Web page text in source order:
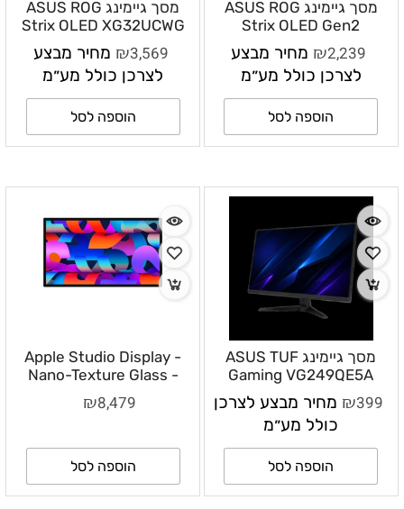
מסך גיימינג ASUS ROG
Strix OLED Gen2
QHD 2560×1440 240Hz
₪2,239
מחיר מבצע
לצרכן כולל מע״מ
הוספה לסל
מסך גיימינג ASUS ROG
Strix OLED XG32UCWG
3840×2160 4K 165Hz /
FHD 330Hz
₪3,569
מחיר מבצע
לצרכן כולל מע״מ
הוספה לסל
מסך גיימינג ASUS TUF
Gaming VG249QE5A
23.8 אינץ׳ Full HD
1920×1080 146Hz OC
₪399
מחיר מבצע לצרכן
כולל מע״מ
הוספה לסל
Apple Studio Display -
Nano-Texture Glass -
VESA Mount Adapter
(Stand not included) –
₪8,479
הוספה לסל